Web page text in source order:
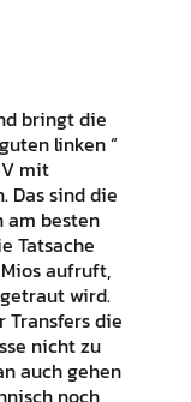
bringt die
linken “
mit
Das sind die
am besten
Tatsache
aufruft,
wird.
Transfers die
nicht zu
auch gehen